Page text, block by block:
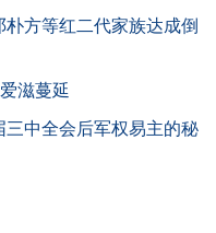
方等红二代家族达成倒
滋蔓延
中全会后军权易主的秘